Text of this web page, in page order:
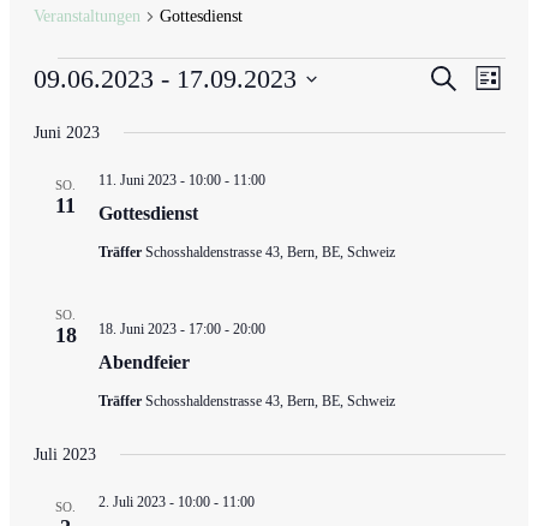
Veranstaltungen Gottesdienst
Veranstaltungen
und
Suche
Liste
09.06.2023 - 17.09.2023
wählen.
Juni 2023
SO.
11 Gottesdienst
11. Juni 2023 - 10:00- 11:00
Träffer Schosshaldenstrasse 43, Bern, BE, Schweiz
SO.
18
Abendfeier
18. Juni 2023 - 17:00- 20:00
Träffer Schosshaldenstrasse 43, Bern, BE, Schweiz
Juli 2023
SO. 2. Juli 2023 - 10:00- 11:00